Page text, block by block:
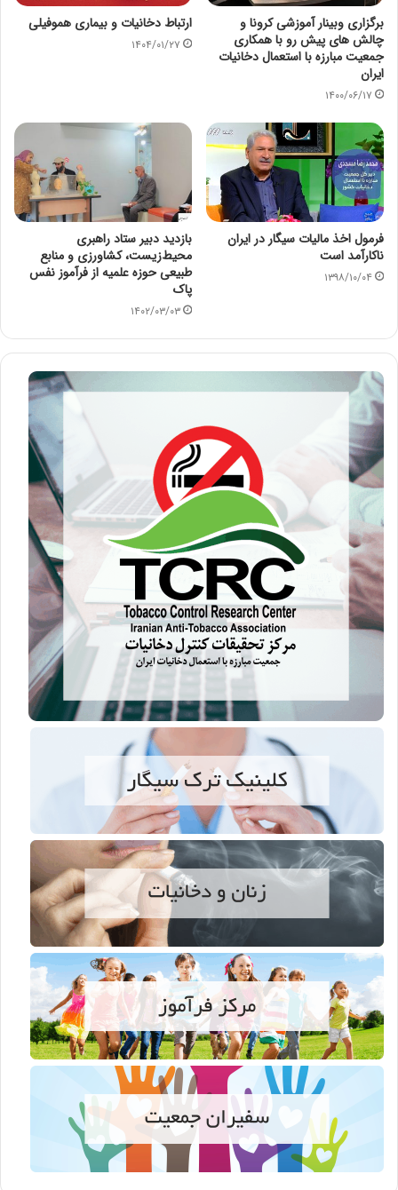
برگزاری وبینار آموزشی کرونا و
چالش های پیش رو با همکاری
جمعیت مبارزه با استعمال دخانیات
ایران
۱۴۰۰/۰۶/۱۷
ارتباط دخانیات و بیماری هموفیلی
۱۴۰۴/۰۱/۲۷
فرمول اخذ مالیات سیگار در ایران
ناکارآمد است
۱۳۹۸/۱۰/۰۴
بازدید دبیر ستاد راهبری
محیط‌زیست، کشاورزی و منابع
طبیعی حوزه علمیه از فرآموز نفس
پاک
۱۴۰۲/۰۳/۰۳